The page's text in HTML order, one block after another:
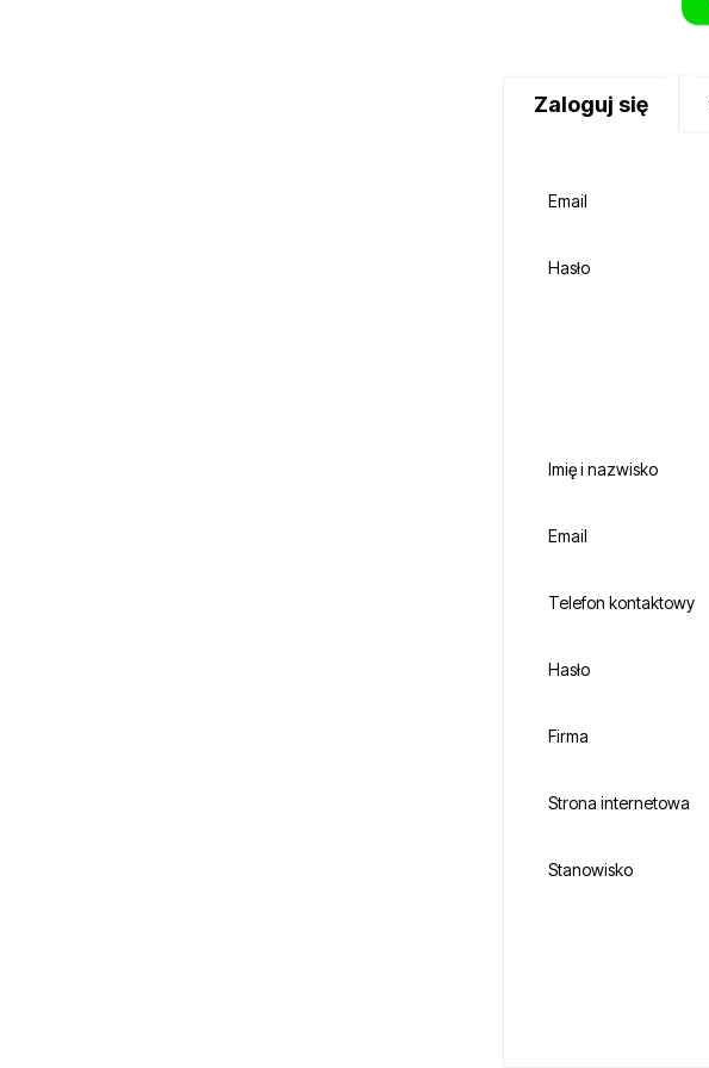
Zaloguj się
Email
Hasło
Imię i nazwisko
Email
Telefon kontaktowy
Hasło
Firma
Strona internetowa
Stanowisko